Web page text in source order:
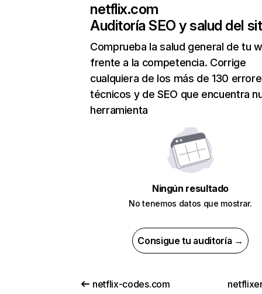
netflix.com
Auditoría SEO y salud del
Comprueba la salud general de tu
frente a la competencia. Corrige
cualquiera de los más de 130
técnicos y de SEO que encuentra
herramienta
Ningún resultado
No tenemos datos que mostrar.
Consigue tu auditoría →
netflix-codes.com